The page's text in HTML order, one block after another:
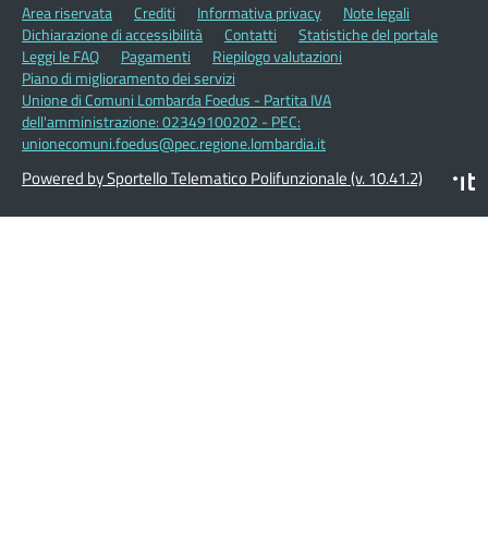
Area riservata Crediti Informativa privacy
Note legali
Dichiarazione di accessibilità
Contatti
Statistiche del portale
Leggi le FAQ
Pagamenti
Riepilogo valutazioni
Piano di miglioramento dei servizi
Unione di Comuni Lombarda Foedus - Partita IVA
dell'amministrazione: 02349100202 - PEC:
unionecomuni.foedus@pec.regione.lombardia.it
Powered by Sportello Telematico Polifunzionale (v. 10.41.2)